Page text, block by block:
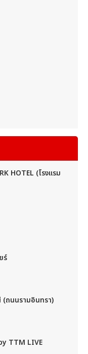
HOTEL (โรงแรม
ร์
ถนนรามอินทรา)
TTM LIVE